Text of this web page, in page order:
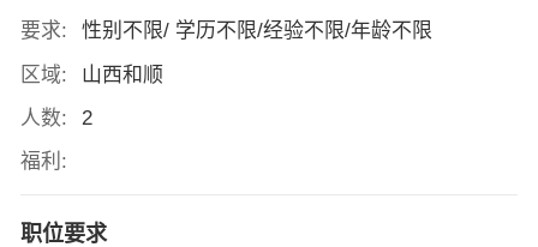
要求:
性别不限/ 学历不限/经验不限/年龄不限
区域:
山西和顺
人数:
2
福利:
职位要求